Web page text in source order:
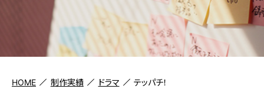
HOME 制作実績 ドラマ テッパチ！